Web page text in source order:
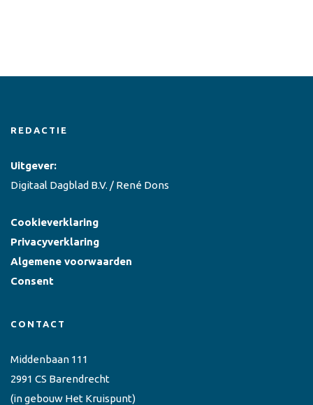
REDACTIE
Uitgever:
Digitaal Dagblad B.V. / René Dons
Cookieverklaring
Privacyverklaring
Algemene voorwaarden
Consent
CONTACT
Middenbaan 111
2991 CS Barendrecht
(in gebouw Het Kruispunt)